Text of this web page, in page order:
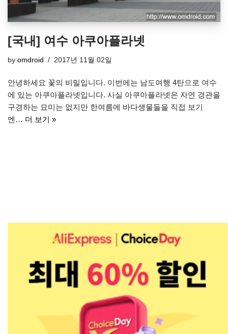
[국내] 여수 아쿠아플라넷
by omdroid 2017년 11월 02일
안녕하세요 꽃의 비밀입니다. 이번에는 남도여행 4탄으로 여수
에 있는 아쿠아플라넷입니다. 사실 아쿠아플라넷은 자연 경관을
구경하는 묘미는 없지만 한여름에 바다생물들을 직접 보기
엔… 더 보기 »